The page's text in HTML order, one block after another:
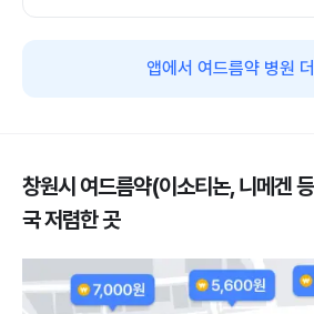
앱에서 여드름약 병원 더
창원시 여드름약(이소티논, 니메겐
국 저렴한 곳